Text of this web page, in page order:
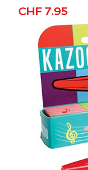
Price
CHF 7.95